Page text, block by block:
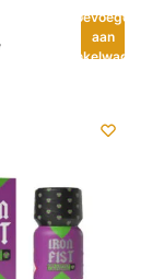
Toevoegen
aan
winkelwagen